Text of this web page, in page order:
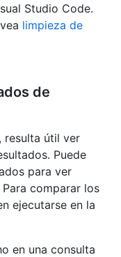
Studio Code.
limpieza de
de
resulta útil ver
Puede
para ver
comparar los
ejecutarse en la
en una consulta